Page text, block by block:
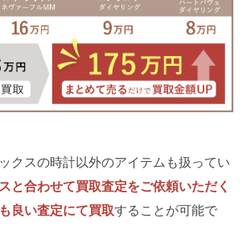
クスの時計以外のアイテムも扱ってい
と合わせて買取査定をご依頼いただく
良い査定にて買取することが可能で